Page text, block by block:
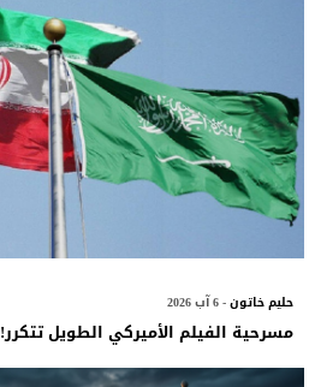
حليم خاتون- 6 آب 2026
مسرحية الفيلم الأميركي الطويل تتكرر!